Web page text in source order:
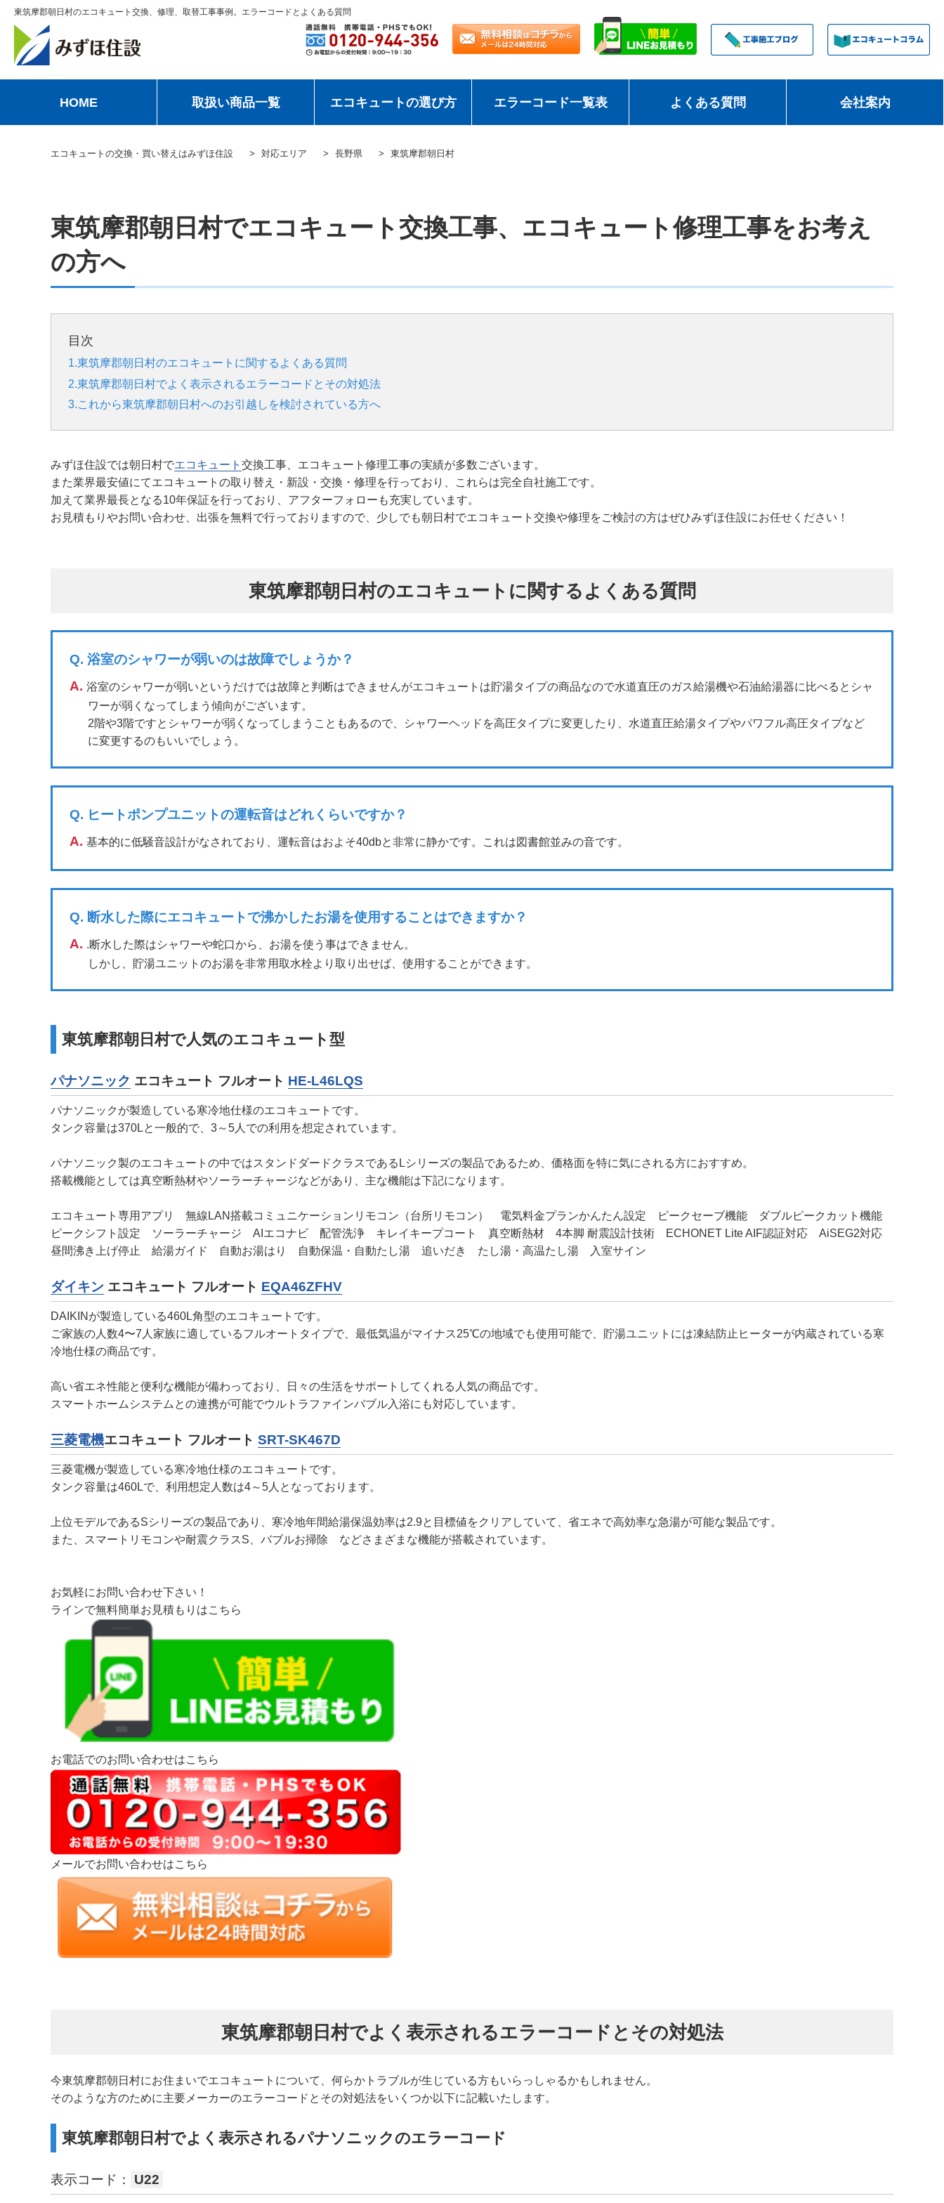
東筑摩郡朝日村のエコキュート交換、修理、取替工事事例。エラーコードとよくある質問
HOME 取扱い商品一覧 エコキュートの選び方 エラーコード一覧表 よくある質問 会社案内
エコキュートの交換・買い替えはみずほ住設 対応エリア 長野県 東筑摩郡朝日村
東筑摩郡朝日村でエコキュート交換工事、エコキュート修理工事をお考え
の方へ
目次
1.東筑摩郡朝日村のエコキュートに関するよくある質問
2.東筑摩郡朝日村でよく表示されるエラーコードとその対処法
3.これから東筑摩郡朝日村へのお引越しを検討されている方へ
みずほ住設では朝日村でエコキュート 交換工事、エコキュート修理工事の実績が多数ございます。
また業界最安値にてエコキュートの取り替え・新設・交換・修理を行っており、これらは完全自社施工です。
加えて業界最長となる10年保証を行っており、アフターフォローも充実しています。
お見積もりやお問い合わせ、出張を無料で行っておりますので、少しでも朝日村でエコキュート交換や修理をご検討の方はぜひみずほ住設にお任せください！
東筑摩郡朝日村のエコキュートに関するよくある質問
Q. 浴室のシャワーが弱いのは故障でしょうか？
A. 浴室のシャワーが弱いというだけでは故障と判断はできませんがエコキュートは貯湯タイプの商品なので水道直圧のガス給湯機や石油給湯器に比べるとシャ
ワーが弱くなってしまう傾向がございます。
2階や3階ですとシャワーが弱くなってしまうこともあるので、シャワーヘッドを高圧タイプに変更したり、水道直圧給湯タイプやパワフル高圧タイプなど
に変更するのもいいでしょう。
Q. ヒートポンプユニットの運転音はどれくらいですか？
A. 基本的に低騒音設計がなされており、運転音はおよそ40dbと非常に静かです。これは図書館並みの音です。
Q. 断水した際にエコキュートで沸かしたお湯を使用することはできますか？
A. .断水した際はシャワーや蛇口から、お湯を使う事はできません。
しかし、貯湯ユニットのお湯を非常用取水栓より取り出せば、使用することができます。
東筑摩郡朝日村で人気のエコキュート型
パナソニック エコキュート フルオート HE-L46LQS
パナソニックが製造している寒冷地仕様のエコキュートです。
タンク容量は370Lと一般的で、3～5人での利用を想定されています。
パナソニック製のエコキュートの中ではスタンドダードクラスであるLシリーズの製品であるため、価格面を特に気にされる方におすすめ。
搭載機能としては真空断熱材やソーラーチャージなどがあり、主な機能は下記になります。
エコキュート専用アプリ 無線LAN搭載コミュニケーションリモコン（台所リモコン） 電気料金プランかんたん設定 ピークセーブ機能 ダブルピークカット機能
ピークシフト設定 ソーラーチャージ AIエコナビ 配管洗浄 キレイキープコート 真空断熱材 4本脚 耐震設計技術 ECHONET Lite AIF認証対応 AiSEG2対応
昼間沸き上げ停止 給湯ガイド 自動お湯はり 自動保温・自動たし湯 追いだき たし湯・高温たし湯 入室サイン
ダイキン エコキュート フルオート EQA46ZFHV
DAIKINが製造している460L角型のエコキュートです。
ご家族の人数4〜7人家族に適しているフルオートタイプで、最低気温がマイナス25℃の地域でも使用可能で、貯湯ユニットには凍結防止ヒーターが内蔵されている寒
冷地仕様の商品です。
高い省エネ性能と便利な機能が備わっており、日々の生活をサポートしてくれる人気の商品です。
スマートホームシステムとの連携が可能でウルトラファインバブル入浴にも対応しています。
三菱電機エコキュート フルオート SRT-SK467D
三菱電機が製造している寒冷地仕様のエコキュートです。
タンク容量は460Lで、利用想定人数は4～5人となっております。
上位モデルであるSシリーズの製品であり、寒冷地年間給湯保温効率は2.9と目標値をクリアしていて、省エネで高効率な急湯が可能な製品です。
また、スマートリモコンや耐震クラスS、バブルお掃除 などさまざまな機能が搭載されています。
お気軽にお問い合わせ下さい！
ラインで無料簡単お見積もりはこちら
お電話でのお問い合わせはこちら
メールでお問い合わせはこちら
東筑摩郡朝日村でよく表示されるエラーコードとその対処法
今東筑摩郡朝日村にお住まいでエコキュートについて、何らかトラブルが生じている方もいらっしゃるかもしれません。
そのような方のために主要メーカーのエラーコードとその対処法をいくつか以下に記載いたします。
東筑摩郡朝日村でよく表示されるパナソニックのエラーコード
表示コード： U22